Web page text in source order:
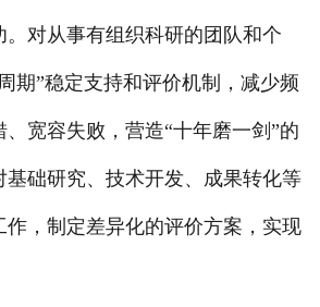
。对从事有组织科研的团队和个
期”稳定支持和评价机制，减少频
宽容失败，营造“十年磨一剑”的
基础研究、技术开发、成果转化等
作，制定差异化的评价方案，实现